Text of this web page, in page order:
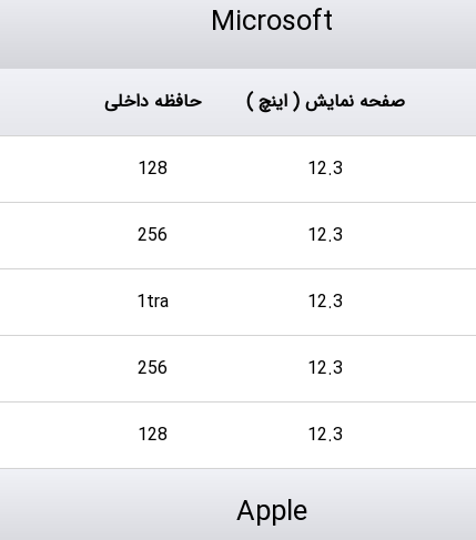
Microsoft
حافظه داخلی صفحه نمایش ( اینچ )
128 12.3
256 12.3
1tra 12.3
256 12.3
128 12.3
Apple